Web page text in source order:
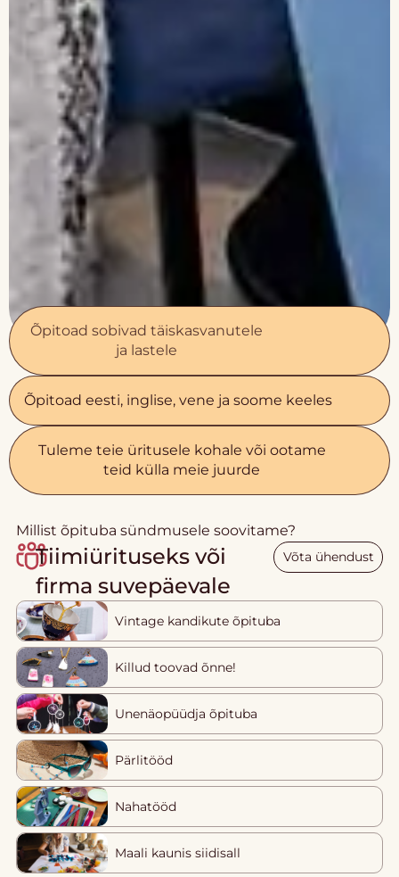
Õpitoad sobivad täiskasvanutele
ja lastele
Õpitoad eesti, inglise, vene ja soome keeles
Tuleme teie üritusele kohale või ootame
teid külla meie juurde
Millist õpituba sündmusele soovitame?
Tiimiürituseks või
firma suvepäevale
Võta ühendust
Vintage kandikute õpituba
Killud toovad õnne!
Unenäopüüdja õpituba
Pärlitööd
Nahatööd
Maali kaunis siidisall